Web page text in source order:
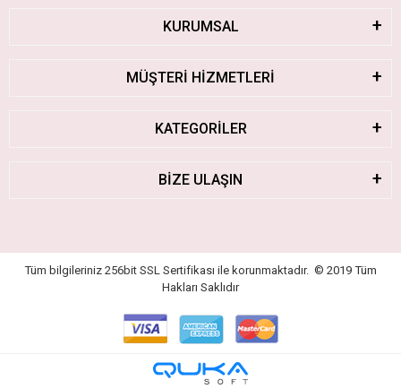
KURUMSAL
MÜŞTERİ HİZMETLERİ
KATEGORİLER
BİZE ULAŞIN
Tüm bilgileriniz 256bit SSL Sertifikası ile korunmaktadır. © 2019 Tüm
Hakları Saklıdır